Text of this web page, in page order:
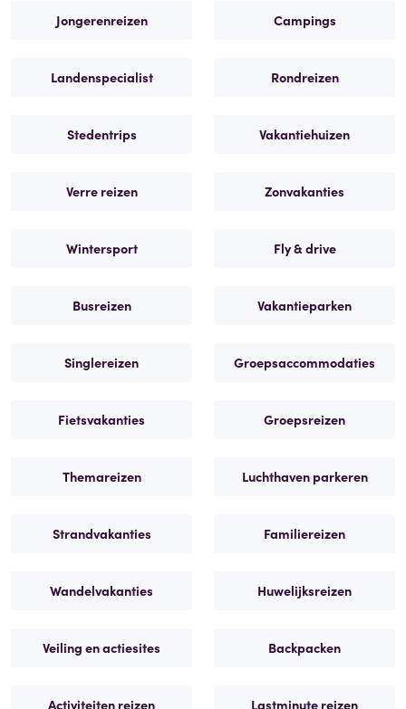
Jongerenreizen Campings
Landenspecialist Rondreizen
Stedentrips Vakantiehuizen
Verre reizen Zonvakanties
Wintersport Fly & drive
Busreizen Vakantieparken
Singlereizen Groepsaccommodaties
Fietsvakanties Groepsreizen
Themareizen Luchthaven parkeren
Strandvakanties Familiereizen
Wandelvakanties Huwelijksreizen
Veiling en actiesites Backpacken
Activiteiten reizen Lastminute reizen